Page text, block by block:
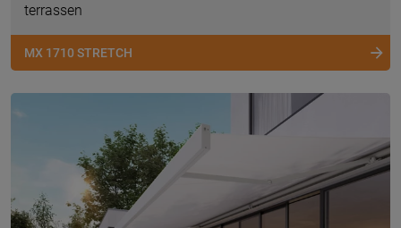
terrassen
MX 1710 STRETCH